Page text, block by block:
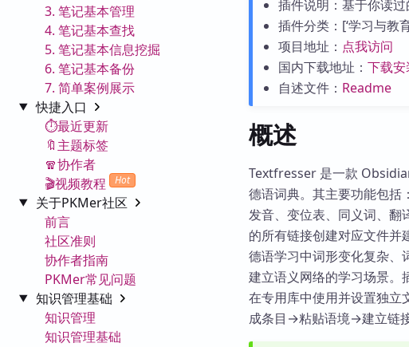
3. 笔记基本管理
4. 笔记基本查找
5. 笔记基本信息挖掘
6. 笔记基本备份
7. 简单案例展示
快捷入口
⏱️最近更新
🔖主题标签
🧣协作者
🎬视频教程
Hot
关于PKMer社区
前言
社区准则
协作者指南
PKMer常见问题
知识管理基础
知识管理
知识管理基础
插件说明：基于你读过
插件分类：[‘学习与教
项目地址： 点我访问
国内下载地址： 下载安
自述文件： Readme
概述
Textfresser 是一款
德语词典。其主要功能包括
发音、变位表、同义词、翻
的所有链接创建对应文件并
德语学习中词形变化复杂、
建立语义网络的学习场景
在专用库中使用并设置独
成条目→粘贴语境→建立链